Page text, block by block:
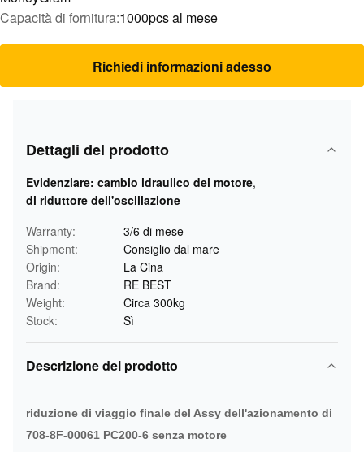
Capacità di fornitura:1000pcs al mese
Richiedi informazioni adesso
Dettagli del prodotto
Evidenziare: cambio idraulico del motore,
di riduttore dell'oscillazione
Warranty:
3/6 di mese
Shipment:
Consiglio dal mare
Origin:
La Cina
Brand:
RE BEST
Weight:
Circa 300kg
Stock:
Sì
Descrizione del prodotto
riduzione di viaggio finale del Assy dell'azionamento di
708-8F-00061 PC200-6 senza motore